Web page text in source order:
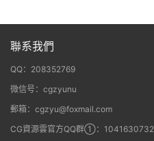
聯系我們
QQ：208352769
微信号：cgzyunu
郵箱：cgzyu@foxmail.com
CG資源雲官方QQ群①：1041630732